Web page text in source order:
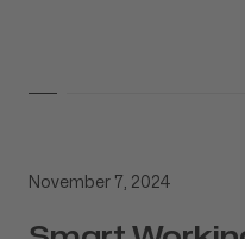
November 7, 2024